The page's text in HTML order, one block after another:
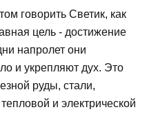
говорить Светик, как
цель - достижение
напролет они
и укрепляют дух. Это
руды, стали,
и электрической